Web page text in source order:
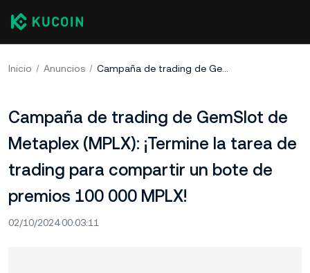
Inicio Anuncios Campaña de trading de GemSlot de Metaplex (MPLX): ¡Termine la tarea de trading para compartir un bote de premios 100 000 MPLX!
Campaña de trading de GemSlot de
Metaplex (MPLX): ¡Termine la tarea de
trading para compartir un bote de
premios 100 000 MPLX!
02/10/2024 00:03:11